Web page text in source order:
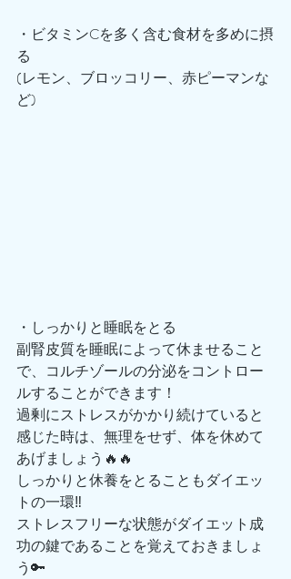
・ビタミンCを多く含む食材を多めに摂
る
(レモン、ブロッコリー、赤ピーマンな
ど)
・しっかりと睡眠をとる
副腎皮質を睡眠によって休ませること
で、コルチゾールの分泌をコントロー
ルすることができます！
過剰にストレスがかかり続けていると
感じた時は、無理をせず、体を休めて
あげましょう🔥🔥
しっかりと休養をとることもダイエッ
トの一環‼️
ストレスフリーな状態がダイエット成
功の鍵であることを覚えておきましょ
う🔑